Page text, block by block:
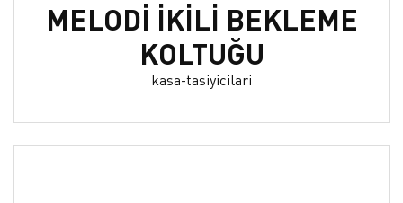
MELODİ İKİLİ BEKLEME
KOLTUĞU
kasa-tasiyicilari